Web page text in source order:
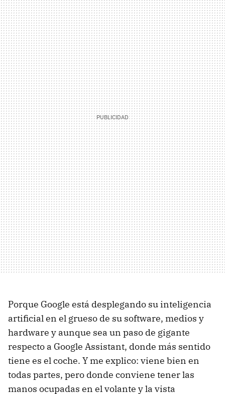
Porque Google está desplegando su inteligencia
artificial en el grueso de su software, medios y
hardware y aunque sea un paso de gigante
respecto a Google Assistant, donde más sentido
tiene es el coche. Y me explico: viene bien en
todas partes, pero donde conviene tener las
manos ocupadas en el volante y la vista